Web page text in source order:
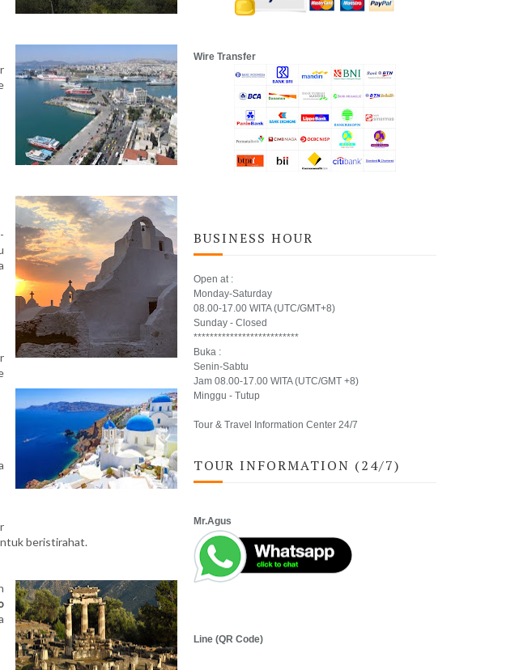
beristirahat.
Wire Transfer
BUSINESS HOUR
Open at :
Monday-Saturday
08.00-17.00 WITA (UTC/GMT+8)
Sunday - Closed
**************************
Buka :
Senin-Sabtu
Jam 08.00-17.00 WITA (UTC/GMT +8)
Minggu - Tutup
Tour & Travel Information Center 24/7
TOUR INFORMATION (24/7)
Mr.Agus
Line (QR Code)